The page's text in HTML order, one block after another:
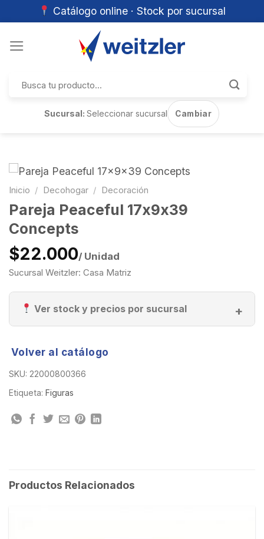
Catálogo online · Stock por sucursal
por:
Sucursal:Seleccionar sucursal Cambiar
Inicio / Decohogar / Decoración
Pareja Peaceful 17x9x39
Concepts
$22.000/ Unidad
Sucursal Weitzler: Casa Matriz
Ver stock y precios por sucursal
Volver al catálogo
SKU: 22000800366
Etiqueta: Figuras
Productos Relacionados